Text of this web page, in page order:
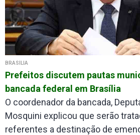
BRASÍLIA
Prefeitos discutem pautas
bancada federal em Brasília
O coordenador da bancada,
Mosquini explicou que serão
referentes a destinação de